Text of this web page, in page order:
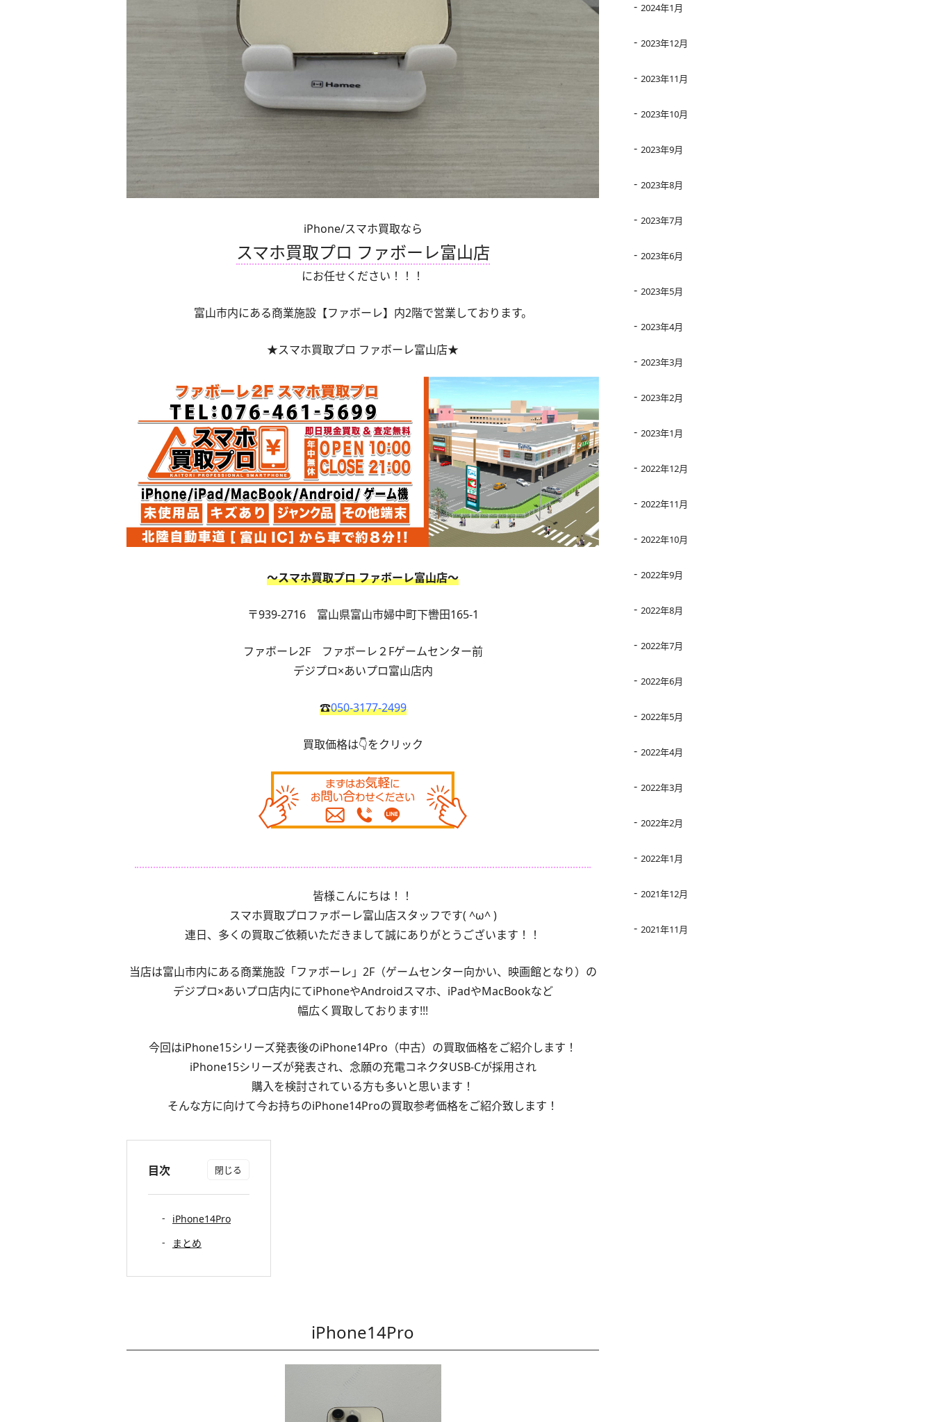
iPhone/スマホ買取なら
スマホ買取プロ ファボーレ富山店
にお任せください！！！
富山市内にある商業施設【ファボーレ】内2階で営業しております。
★スマホ買取プロ ファボーレ富山店★
〜スマホ買取プロ ファボーレ富山店〜
〒939-2716 富山県富山市婦中町下轡田165-1
ファボーレ2F ファボーレ２Fゲームセンター前
デジプロ×あいプロ富山店内
☎050-3177-2499
買取価格は👇をクリック
皆様こんにちは！！
スマホ買取プロファボーレ富山店スタッフです( ^ω^ )
連日、多くの買取ご依頼いただきまして誠にありがとうございます！！
当店は富山市内にある商業施設「ファボーレ」2F（ゲームセンター向かい、映画館となり）の
デジプロ×あいプロ店内にてiPhoneやAndroidスマホ、iPadやMacBookなど
幅広く買取しております!!!
今回はiPhone15シリーズ発表後のiPhone14Pro（中古）の買取価格をご紹介します！
iPhone15シリーズが発表され、念願の充電コネクタUSB-Cが採用され
購入を検討されている方も多いと思います！
そんな方に向けて今お持ちのiPhone14Proの買取参考価格をご紹介致します！
目次
iPhone14Pro
まとめ
iPhone14Pro
2024年1月
2023年12月
2023年11月
2023年10月
2023年9月
2023年8月
2023年7月
2023年6月
2023年5月
2023年4月
2023年3月
2023年2月
2023年1月
2022年12月
2022年11月
2022年10月
2022年9月
2022年8月
2022年7月
2022年6月
2022年5月
2022年4月
2022年3月
2022年2月
2022年1月
2021年12月
2021年11月